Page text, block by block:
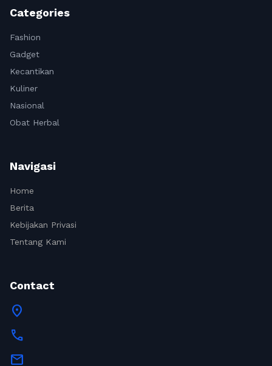
Categories
Fashion
Gadget
Kecantikan
Kuliner
Nasional
Obat Herbal
Navigasi
Home
Berita
Kebijakan Privasi
Tentang Kami
Contact
location_on
call
mail